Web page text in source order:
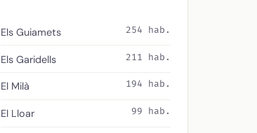
Els Guiamets 254 hab.
Els Garidells 211 hab.
El Milà 194 hab.
El Lloar 99 hab.